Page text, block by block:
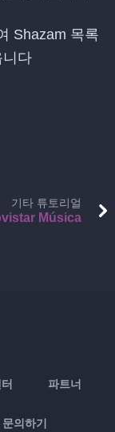
Shazam 목록
니다
기타 튜토리얼
Música
파트너
문의하기